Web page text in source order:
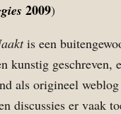
2009)
is een
kunstig geschreven,
als origineel
discussies er vaak